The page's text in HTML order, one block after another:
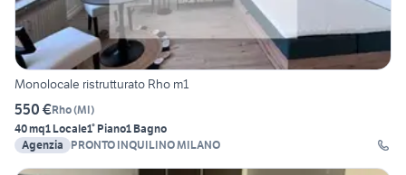
Monolocale ristrutturato Rho m1
550 €Rho(MI)
40 mq1 Locale1° Piano1 Bagno
Agenzia
PRONTO INQUILINO MILANO